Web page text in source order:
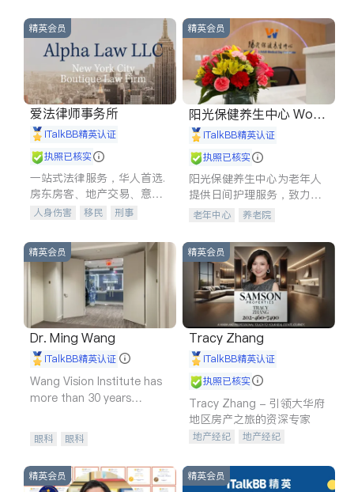
精英会员
爱法律师事务所
iTalkBB精英认证
执照已核实
一站式法律服务，华人首选.
房东房客、地产交易、意外
伤害、车祸重伤、商业诉
建筑合同、刑事案件全包办
人身伤害 移民
刑事
信托/遗嘱
商业
商标注册
索赔
律师-其它
精英会员
阳光保健养生中心 World
shine
iTalkBB精英认证
执照已核实
阳光保健养生中心为老年人
提供日间护理服务，致力于
通过持续的护理创新来有效
老年中心 养老院
精英会员
Dr. Ming Wang
iTalkBB精英认证
Wang Vision Institute has
more than 30 years
眼科 眼科
精英会员
Tracy Zhang
iTalkBB精英认证
执照已核实
Tracy Zhang - 引领大华府
地区房产之旅的资深专家
地产经纪
地产经纪
商铺租售
精英会员 精英会员